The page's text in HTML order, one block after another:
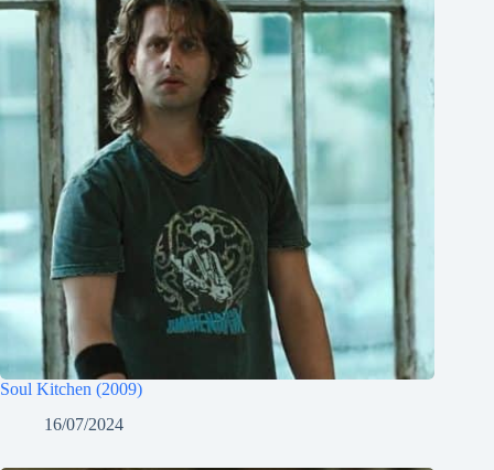
Soul Kitchen (2009)
16/07/2024